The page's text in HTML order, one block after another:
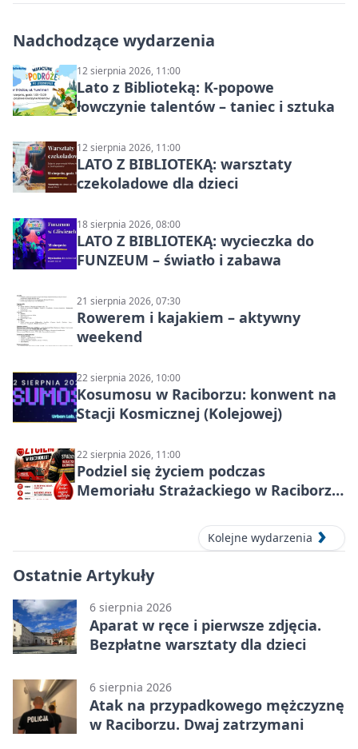
Nadchodzące wydarzenia
12 sierpnia 2026, 11:00
Lato z Biblioteką: K-popowe
łowczynie talentów – taniec i sztuka
12 sierpnia 2026, 11:00
LATO Z BIBLIOTEKĄ: warsztaty
czekoladowe dla dzieci
18 sierpnia 2026, 08:00
LATO Z BIBLIOTEKĄ: wycieczka do
FUNZEUM – światło i zabawa
21 sierpnia 2026, 07:30
Rowerem i kajakiem – aktywny
weekend
22 sierpnia 2026, 10:00
Kosumosu w Raciborzu: konwent na
Stacji Kosmicznej (Kolejowej)
22 sierpnia 2026, 11:00
Podziel się życiem podczas
Memoriału Strażackiego w Raciborzu
Kolejne wydarzenia
Ostatnie Artykuły
6 sierpnia 2026
Aparat w ręce i pierwsze zdjęcia.
Bezpłatne warsztaty dla dzieci
6 sierpnia 2026
Atak na przypadkowego mężczyznę
w Raciborzu. Dwaj zatrzymani